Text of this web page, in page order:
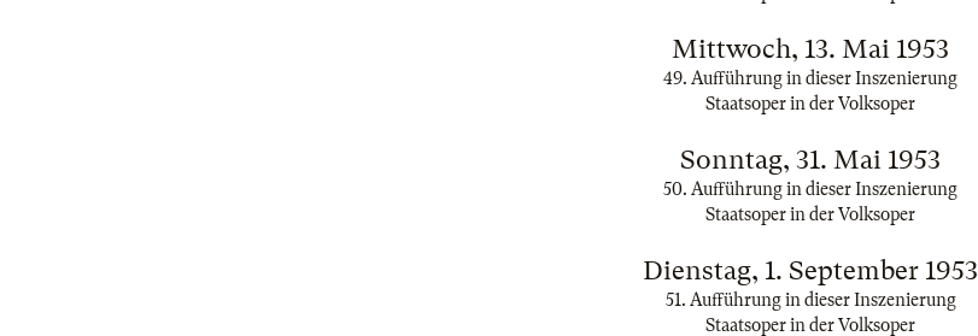
Mittwoch, 13. Mai 1953
49. Aufführung in dieser Inszenierung
Staatsoper in der Volksoper
Sonntag, 31. Mai 1953
50. Aufführung in dieser Inszenierung
Staatsoper in der Volksoper
Dienstag, 1. September 1953
51. Aufführung in dieser Inszenierung
Staatsoper in der Volksoper